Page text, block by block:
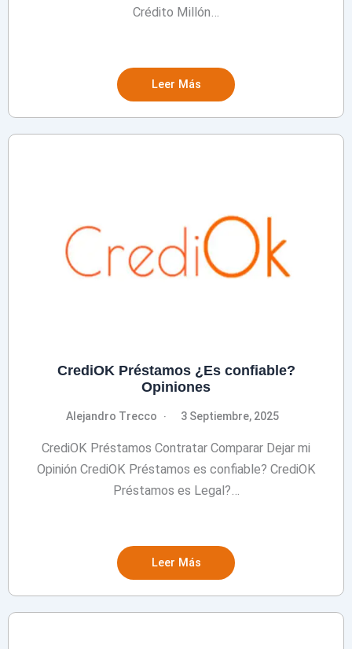
Crédito Millón…
Leer Más
CrediOK Préstamos ¿Es confiable?
Opiniones
Alejandro Trecco 3 Septiembre, 2025
CrediOK Préstamos Contratar Comparar Dejar mi
Opinión CrediOK Préstamos es confiable? CrediOK
Préstamos es Legal?…
Leer Más